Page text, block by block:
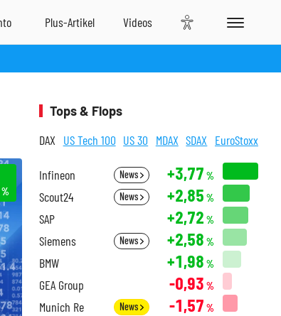
%
Tops & Flops
DAX US Tech 100 US 30 MDAX SDAX EuroStoxx
Infineon News +3,77 %
Scout24 News +2,85 %
SAP +2,72 %
Siemens News +2,58 %
BMW +1,98 %
GEA Group -0,93 %
Munich Re News -1,57 %